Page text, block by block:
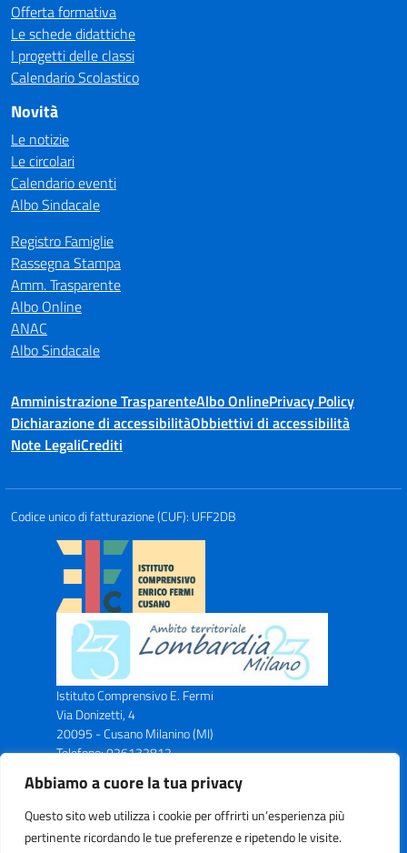
Abbiamo a cuore la tua privacy
Questo sito web utilizza i cookie per offrirti un’esperienza più
pertinente ricordando le tue preferenze e ripetendo le visite.
Offerta formativa
Le schede didattiche
I progetti delle classi
Calendario Scolastico
Novità
Le notizie
Le circolari
Calendario eventi
Albo Sindacale
Registro Famiglie
Rassegna Stampa
Amm. Trasparente
Albo Online
ANAC
Albo Sindacale
Amministrazione TrasparenteAlbo OnlinePrivacy Policy
Dichiarazione di accessibilitàObbiettivi di accessibilità
Note LegaliCrediti
Codice unico di fatturazione (CUF): UFF2DB
Istituto Comprensivo E. Fermi
Via Donizetti, 4
20095 - Cusano Milanino (MI)
Telefono: 026132812
PEC: miic8ax00n@pec.istruzione.it
Codice Meccanografico: MIIC8AX00N
Codice Fiscale: C.F. 83043750153